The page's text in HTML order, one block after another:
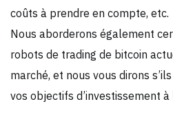
coûts à prendre en compte, etc.
Nous aborderons également
robots de trading de bitcoin
marché, et nous vous dirons
vos objectifs d’investissement